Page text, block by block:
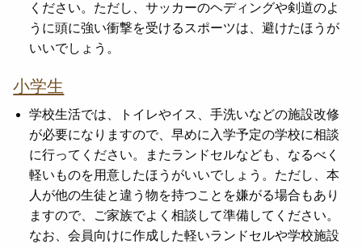
ください。ただし、サッカーのヘディングや剣道のよ
うに頭に強い衝撃を受けるスポーツは、避けたほうが
いいでしょう。
小学生
学校生活では、トイレやイス、手洗いなどの施設改修
が必要になりますので、早めに入学予定の学校に相談
に行ってください。またランドセルなども、なるべく
軽いものを用意したほうがいいでしょう。ただし、本
人が他の生徒と違う物を持つことを嫌がる場合もあり
ますので、ご家族でよく相談して準備してください。
なお、会員向けに作成した軽いランドセルや学校施設